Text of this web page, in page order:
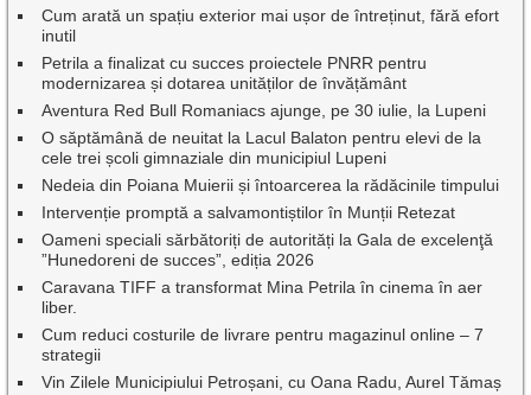
Cum arată un spațiu exterior mai ușor de întreținut, fără efort
inutil
Petrila a finalizat cu succes proiectele PNRR pentru
modernizarea și dotarea unităților de învățământ
Aventura Red Bull Romaniacs ajunge, pe 30 iulie, la Lupeni
O săptămână de neuitat la Lacul Balaton pentru elevi de la
cele trei școli gimnaziale din municipiul Lupeni
Nedeia din Poiana Muierii și întoarcerea la rădăcinile timpului
Intervenție promptă a salvamontiștilor în Munții Retezat
Oameni speciali sărbătoriți de autorități la Gala de excelenţă
”Hunedoreni de succes”, ediția 2026
Caravana TIFF a transformat Mina Petrila în cinema în aer
liber.
Cum reduci costurile de livrare pentru magazinul online – 7
strategii
Vin Zilele Municipiului Petroșani, cu Oana Radu, Aurel Tămaș